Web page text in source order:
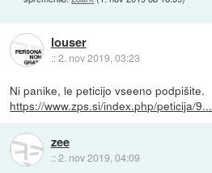
louser
::2. nov 2019, 03:23
Ni panike, le peticijo vseeno podpišite.
https://www.zps.si/index.php/peticija/9...
zee
::2. nov 2019, 04:09